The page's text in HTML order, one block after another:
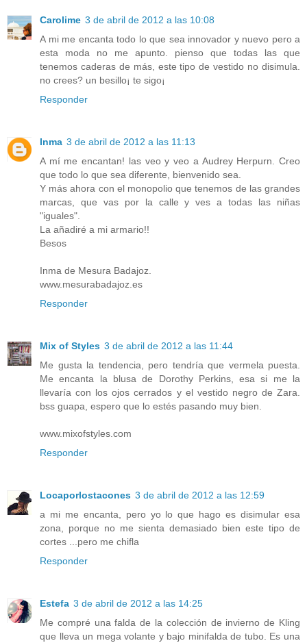
Carolime 3 de abril de 2012 a las 10:08
A mi me encanta todo lo que sea innovador y nuevo pero a
esta moda no me apunto. pienso que todas las que
tenemos caderas de más, este tipo de vestido no disimula.
no crees? un besillo¡ te sigo¡
Responder
Inma 3 de abril de 2012 a las 11:13
A mí me encantan! las veo y veo a Audrey Herpurn. Creo
que todo lo que sea diferente, bienvenido sea.
Y más ahora con el monopolio que tenemos de las grandes
marcas, que vas por la calle y ves a todas las niñas
"iguales".
La añadiré a mi armario!!
Besos
Inma de Mesura Badajoz.
www.mesurabadajoz.es
Responder
Mix of Styles 3 de abril de 2012 a las 11:44
Me gusta la tendencia, pero tendría que vermela puesta.
Me encanta la blusa de Dorothy Perkins, esa si me la
llevaría con los ojos cerrados y el vestido negro de Zara.
bss guapa, espero que lo estés pasando muy bien.
www.mixofstyles.com
Responder
Locaporlostacones 3 de abril de 2012 a las 12:59
a mi me encanta, pero yo lo que hago es disimular esa
zona, porque no me sienta demasiado bien este tipo de
cortes ...pero me chifla
Responder
Estefa 3 de abril de 2012 a las 14:25
Me compré una falda de la colección de invierno de Kling
que lleva un mega volante y bajo minifalda de tubo. Es una